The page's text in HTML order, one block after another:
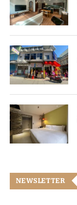
NEWSLETTER